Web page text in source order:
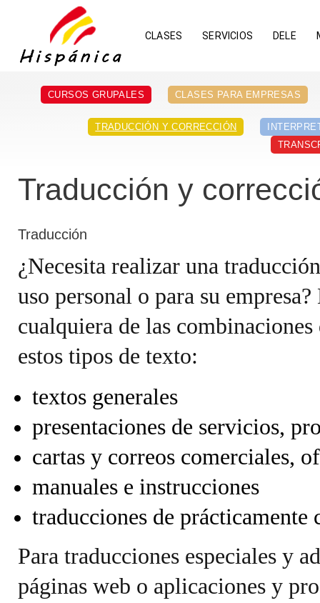
CLASES SERVICIOS DELE
CURSOS GRUPALES CLASES PARA EMPRESAS
TRADUCCIÓN Y CORRECCIÓN
Traducción y
Traducción
¿Necesita realizar una
uso personal o para su
cualquiera de las
estos tipos de texto:
textos generales
presentaciones de servicios,
cartas y correos comerciales,
manuales e instrucciones
traducciones de
Para traducciones especiales y
páginas web o aplicaciones y